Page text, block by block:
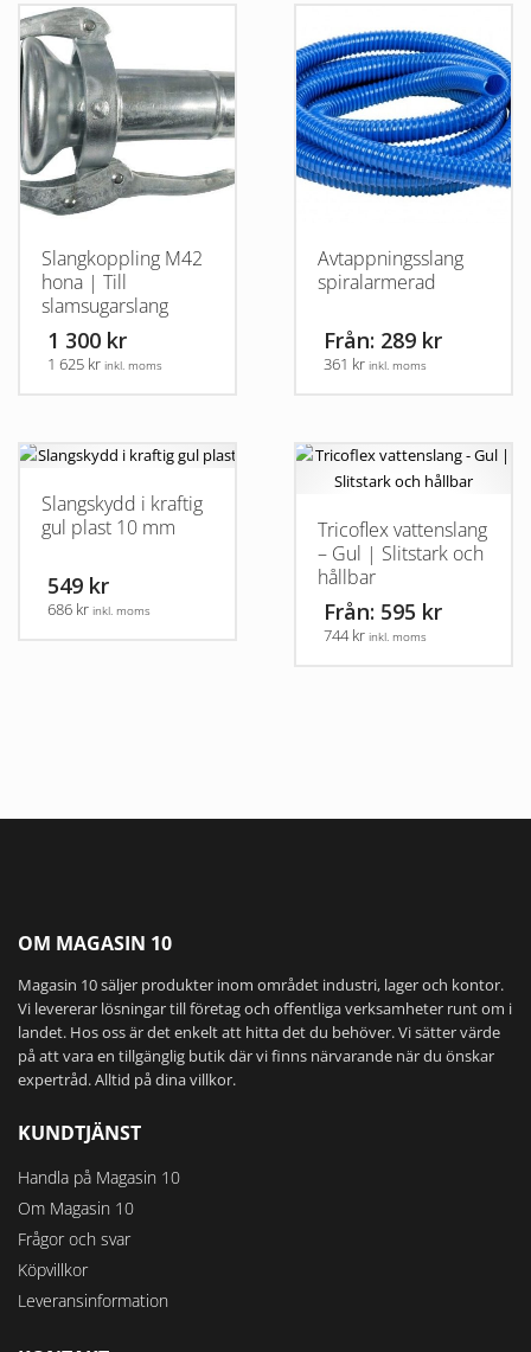
Slangkoppling M42
hona | Till
slamsugarslang
1 300 kr
1 625 kr inkl. moms
Avtappningsslang
spiralarmerad
Från: 289 kr
361 kr inkl. moms
produkten
varianter.
olika
alternativen
Slangskydd i kraftig
gul plast 10 mm
549 kr
686 kr inkl. moms
Tricoflex vattenslang
– Gul | Slitstark och
hållbar
Från: 595 kr
744 kr inkl. moms
produktsidan
OM MAGASIN 10
Magasin 10 säljer produkter inom området industri, lager och kontor.
Vi levererar lösningar till företag och offentliga verksamheter runt om i
landet. Hos oss är det enkelt att hitta det du behöver. Vi sätter värde
på att vara en tillgänglig butik där vi finns närvarande när du önskar
expertråd. Alltid på dina villkor.
KUNDTJÄNST
Handla på Magasin 10
Om Magasin 10
Frågor och svar
Köpvillkor
Leveransinformation